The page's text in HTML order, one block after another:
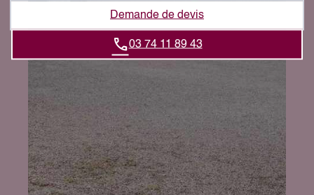
Demande de devis
03 74 11 89 43